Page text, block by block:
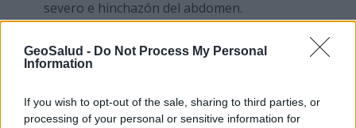
GeoSalud - Do Not Process My Personal
Information
If you wish to opt-out of the sale, sharing to third parties, or
processing of your personal or sensitive information for
severo e hinchazón del abdomen.
Sangramiento
Evolución a tumores cancerosos
La torsión del ovario que contiene el quiste puede
sangramiento hacia la cavidad abdominal
provocando una emergencia quirúrgica.